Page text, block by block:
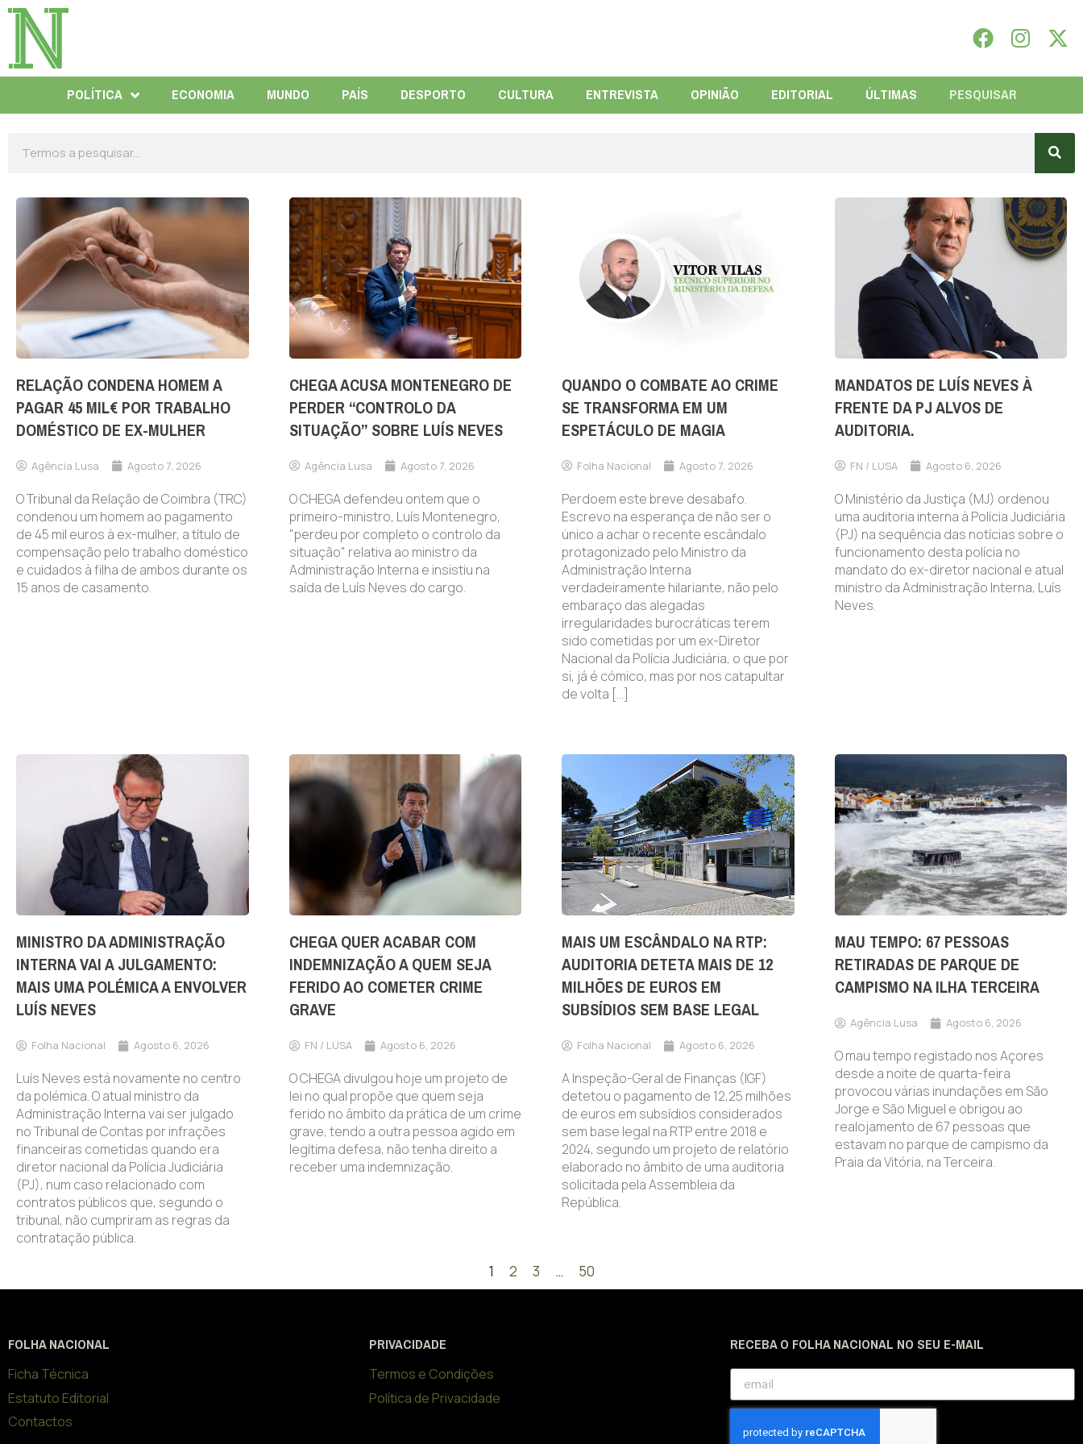
POLÍTICA ECONOMIA MUNDO PAÍS DESPORTO CULTURA ENTREVISTA OPINIÃO EDITORIAL ÚLTIMAS PESQUISAR
RELAÇÃO CONDENA HOMEM A
PAGAR 45 MIL€ POR TRABALHO
DOMÉSTICO DE EX-MULHER
Agência Lusa Agosto 7, 2026
O Tribunal da Relação de Coimbra (TRC)
condenou um homem ao pagamento
de 45 mil euros à ex-mulher, a título de
compensação pelo trabalho doméstico
e cuidados à filha de ambos durante os
15 anos de casamento.
CHEGA ACUSA MONTENEGRO DE
PERDER “CONTROLO DA
SITUAÇÃO” SOBRE LUÍS NEVES
Agência Lusa Agosto 7, 2026
O CHEGA defendeu ontem que o
primeiro-ministro, Luís Montenegro,
"perdeu por completo o controlo da
situação" relativa ao ministro da
Administração Interna e insistiu na
saída de Luís Neves do cargo.
QUANDO O COMBATE AO CRIME
SE TRANSFORMA EM UM
ESPETÁCULO DE MAGIA
Folha Nacional Agosto 7, 2026
Perdoem este breve desabafo.
Escrevo na esperança de não ser o
único a achar o recente escândalo
protagonizado pelo Ministro da
Administração Interna
verdadeiramente hilariante, não pelo
embaraço das alegadas
irregularidades burocráticas terem
sido cometidas por um ex-Diretor
Nacional da Polícia Judiciária, o que por
si, já é cómico, mas por nos catapultar
de volta […]
MANDATOS DE LUÍS NEVES À
FRENTE DA PJ ALVOS DE
AUDITORIA.
FN / LUSA Agosto 6, 2026
O Ministério da Justiça (MJ) ordenou
uma auditoria interna à Polícia Judiciária
(PJ) na sequência das notícias sobre o
funcionamento desta polícia no
mandato do ex-diretor nacional e atual
ministro da Administração Interna, Luís
Neves.
MINISTRO DA ADMINISTRAÇÃO
INTERNA VAI A JULGAMENTO:
MAIS UMA POLÉMICA A ENVOLVER
LUÍS NEVES
Folha Nacional Agosto 6, 2026
Luís Neves está novamente no centro
da polémica. O atual ministro da
Administração Interna vai ser julgado
no Tribunal de Contas por infrações
financeiras cometidas quando era
diretor nacional da Polícia Judiciária
(PJ), num caso relacionado com
contratos públicos que, segundo o
tribunal, não cumpriram as regras da
contratação pública.
CHEGA QUER ACABAR COM
INDEMNIZAÇÃO A QUEM SEJA
FERIDO AO COMETER CRIME
GRAVE
FN / LUSA Agosto 6, 2026
O CHEGA divulgou hoje um projeto de
lei no qual propõe que quem seja
ferido no âmbito da prática de um crime
grave, tendo a outra pessoa agido em
legítima defesa, não tenha direito a
receber uma indemnização.
MAIS UM ESCÂNDALO NA RTP:
AUDITORIA DETETA MAIS DE 12
MILHÕES DE EUROS EM
SUBSÍDIOS SEM BASE LEGAL
Folha Nacional Agosto 6, 2026
A Inspeção-Geral de Finanças (IGF)
detetou o pagamento de 12,25 milhões
de euros em subsídios considerados
sem base legal na RTP entre 2018 e
2024, segundo um projeto de relatório
elaborado no âmbito de uma auditoria
solicitada pela Assembleia da
República.
MAU TEMPO: 67 PESSOAS
RETIRADAS DE PARQUE DE
CAMPISMO NA ILHA TERCEIRA
Agência Lusa Agosto 6, 2026
O mau tempo registado nos Açores
desde a noite de quarta-feira
provocou várias inundações em São
Jorge e São Miguel e obrigou ao
realojamento de 67 pessoas que
estavam no parque de campismo da
Praia da Vitória, na Terceira.
1 2 3 … 50
FOLHA NACIONAL
Ficha Técnica
Estatuto Editorial
Contactos
PRIVACIDADE
Termos e Condições
Política de Privacidade
RECEBA O FOLHA NACIONAL NO SEU E-MAIL